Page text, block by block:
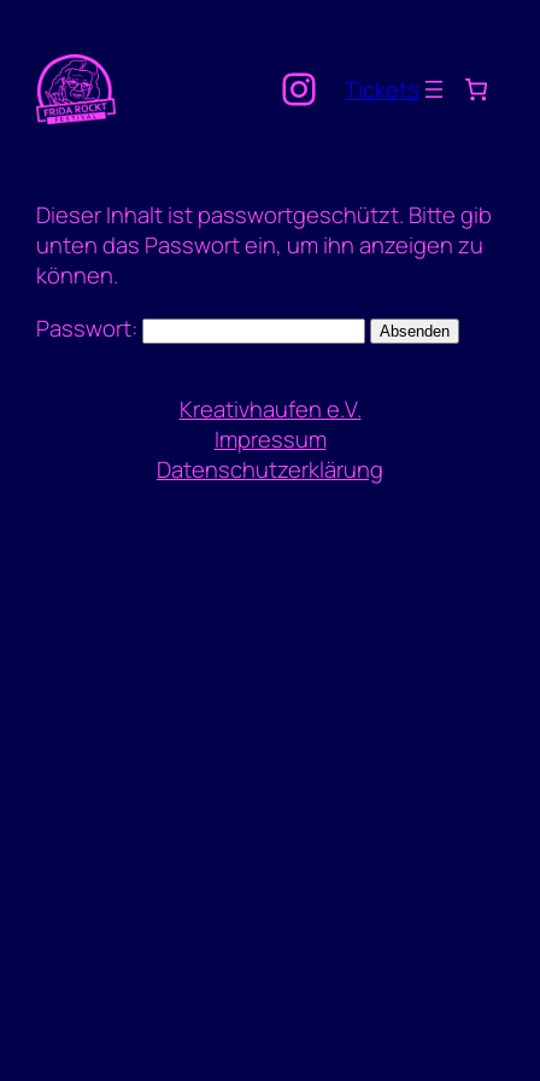
Instagram
Tickets
Dieser Inhalt ist passwortgeschützt. Bitte gib
unten das Passwort ein, um ihn anzeigen zu
können.
Passwort:
Kreativhaufen e.V.
Impressum
Datenschutzerklärung